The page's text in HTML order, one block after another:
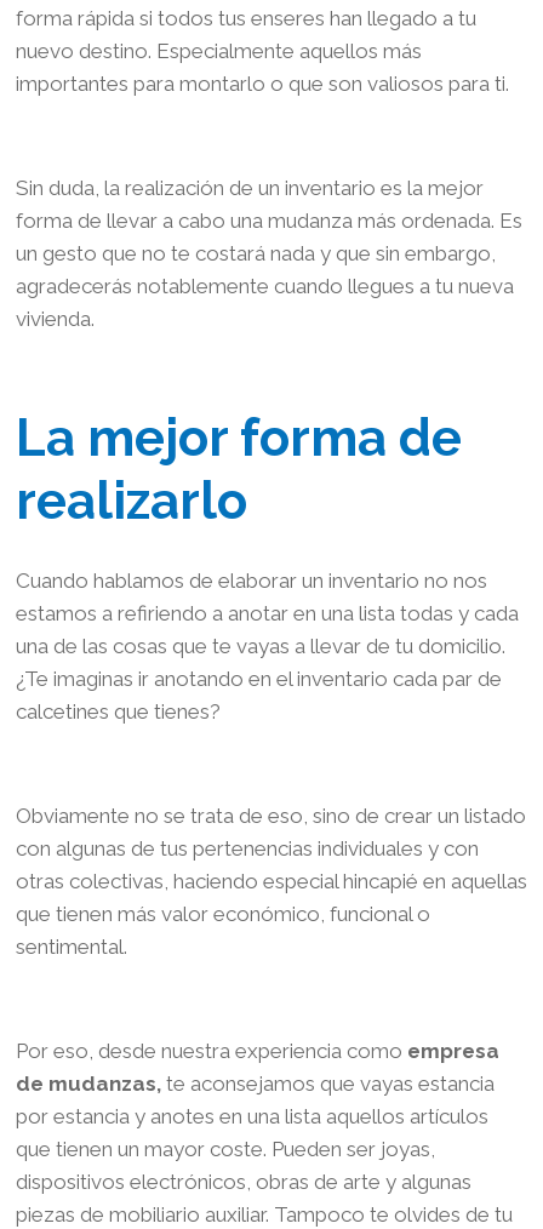
forma rápida si todos tus enseres han llegado a tu
nuevo destino. Especialmente aquellos más
importantes para montarlo o que son valiosos para ti.
Sin duda, la realización de un inventario es la mejor
forma de llevar a cabo una mudanza más ordenada. Es
un gesto que no te costará nada y que sin embargo,
agradecerás notablemente cuando llegues a tu nueva
vivienda.
La mejor forma de
realizarlo
Cuando hablamos de elaborar un inventario no nos
estamos a refiriendo a anotar en una lista todas y cada
una de las cosas que te vayas a llevar de tu domicilio.
¿Te imaginas ir anotando en el inventario cada par de
calcetines que tienes?
Obviamente no se trata de eso, sino de crear un listado
con algunas de tus pertenencias individuales y con
otras colectivas, haciendo especial hincapié en aquellas
que tienen más valor económico, funcional o
sentimental.
Por eso, desde nuestra experiencia como empresa
de mudanzas,te aconsejamos que vayas estancia
por estancia y anotes en una lista aquellos artículos
que tienen un mayor coste. Pueden ser joyas,
dispositivos electrónicos, obras de arte y algunas
piezas de mobiliario auxiliar. Tampoco te olvides de tu